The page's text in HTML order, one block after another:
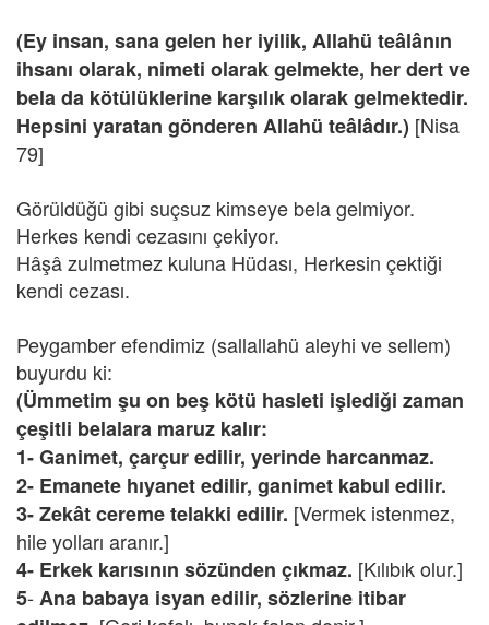
(Ey insan, sana gelen her iyilik, Allahü teâlânın
ihsanı olarak, nimeti olarak gelmekte, her dert ve
bela da kötülüklerine karşılık olarak gelmektedir.
Hepsini yaratan gönderen Allahü teâlâdır.) [Nisa
79]
Görüldüğü gibi suçsuz kimseye bela gelmiyor.
Herkes kendi cezasını çekiyor.
Hâşâ zulmetmez kuluna Hüdası, Herkesin çektiği
kendi cezası.
Peygamber efendimiz (sallallahü aleyhi ve sellem)
buyurdu ki:
(Ümmetim şu on beş kötü hasleti işlediği zaman
çeşitli belalara maruz kalır:
1- Ganimet, çarçur edilir, yerinde harcanmaz.
2- Emanete hıyanet edilir, ganimet kabul edilir.
3- Zekât cereme telakki edilir. [Vermek istenmez,
hile yolları aranır.]
4- Erkek karısının sözünden çıkmaz. [Kılıbık olur.]
5- Ana babaya isyan edilir, sözlerine itibar